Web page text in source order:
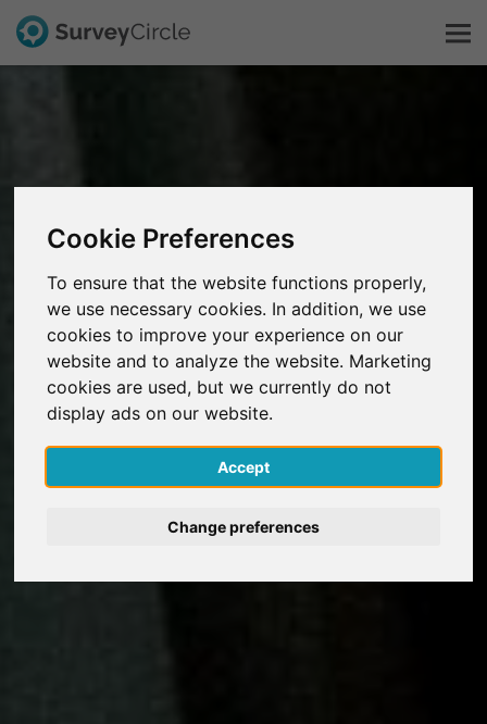
Cookie Preferences
To ensure that the website functions properly,
we use necessary cookies. In addition, we use
cookies to improve your experience on our
website and to analyze the website. Marketing
cookies are used, but we currently do not
display ads on our website.
Accept
Change preferences
FAQ
Gratis registreren
Inloggen
English
Deutsch
Español